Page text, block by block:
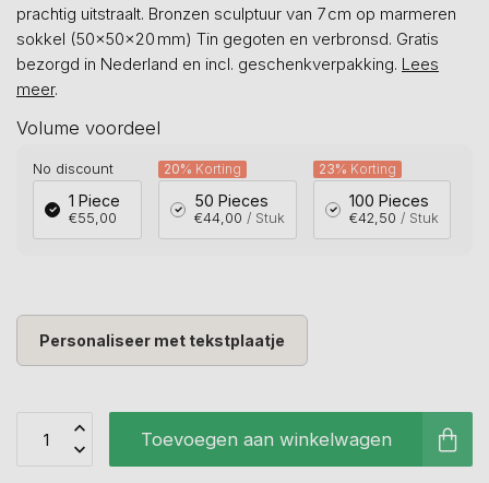
prachtig uitstraalt. Bronzen sculptuur van 7 cm op marmeren
sokkel (50x50x20 mm) Tin gegoten en verbronsd. Gratis
bezorgd in Nederland en incl. geschenkverpakking. Lees
meer.
Volume voordeel
No discount
1 Piece
€55,00
20% Korting
50 Pieces
€44,00 / Stuk
23% Korting
100 Pieces
€42,50 / Stuk
Personaliseer met tekstplaatje
Toevoegen aan winkelwagen